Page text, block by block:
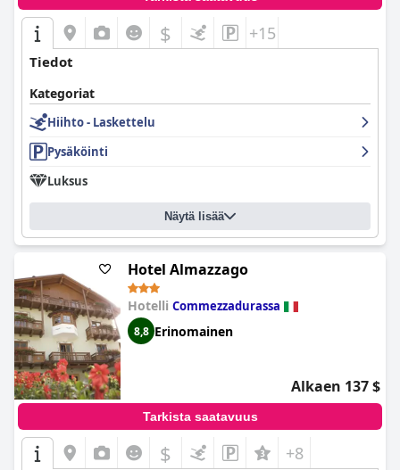
$ +15
Tiedot
Kategoriat
Hiihto - Laskettelu
Pysäköinti
Luksus
Näytä lisää
Hotel Almazzago
Hotelli Commezzadurassa
8,8 Erinomainen
Alkaen 137 $
Tarkista saatavuus
$ +8